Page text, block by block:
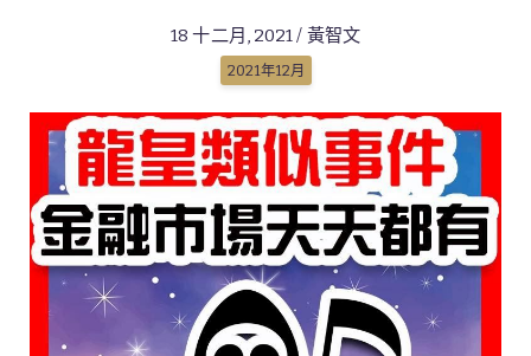
18 十二月, 2021 / 黃智文
2021年12月